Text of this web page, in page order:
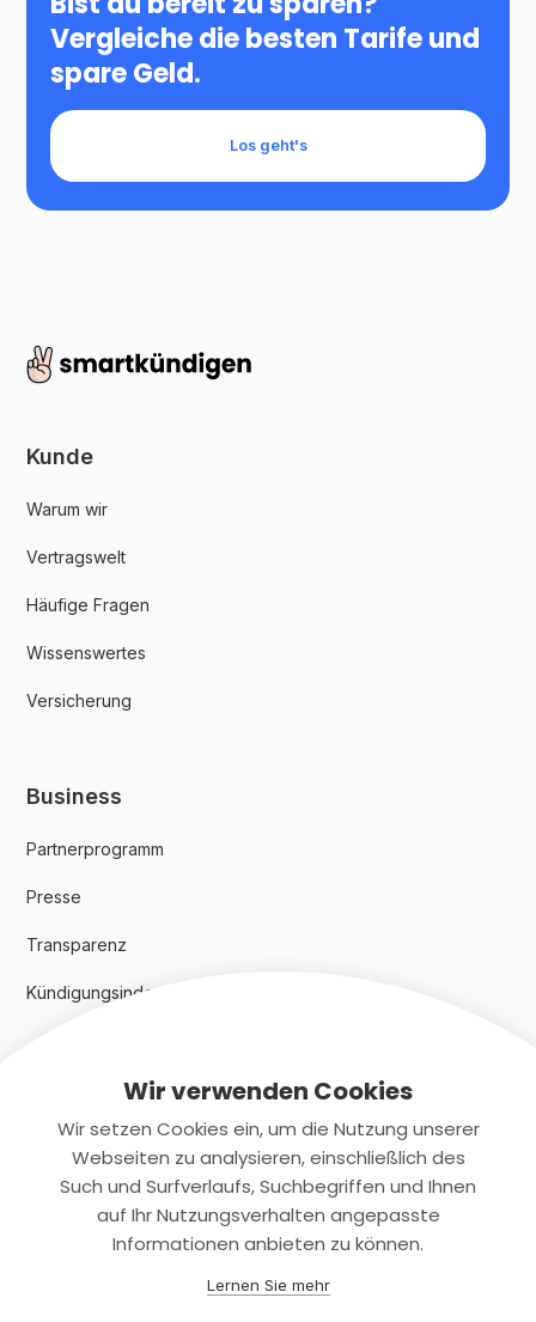
Vergleiche die besten Tarife und
spare Geld.
Los geht's
Kunde
Warum wir
Vertragswelt
Häufige Fragen
Wissenswertes
Versicherung
Business
Partnerprogramm
Presse
Transparenz
Kündigungsindex 2024
Rechtliches
AGB
Datenschutz
Wir verwenden Cookies
Wir setzen Cookies ein, um die Nutzung unserer
Webseiten zu analysieren, einschließlich des
Such und Surfverlaufs, Suchbegriffen und Ihnen
auf Ihr Nutzungsverhalten angepasste
Informationen anbieten zu können.
Lernen Sie mehr